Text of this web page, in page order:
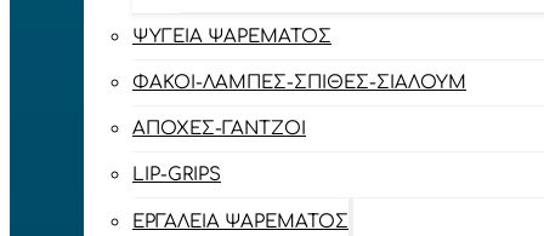
ΨΥΓΕΊΑ ΨΑΡΈΜΑΤΟΣ
ΦΑΚΟΊ-ΛΆΜΠΕΣ-ΣΠΊΘΕΣ-ΣΊΑΛΟΥΜ
ΑΠΌΧΕΣ-ΓΆΝΤΖΟΙ
LIP-GRIPS
EΡΓΑΛΕΊΑ ΨΑΡΈΜΑΤΟΣ